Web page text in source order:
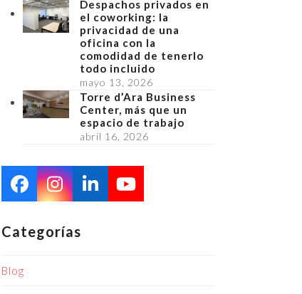
Despachos privados en
el coworking: la
privacidad de una
oficina con la
comodidad de tenerlo
todo incluido
mayo 13, 2026
Torre d’Ara Business
Center, más que un
espacio de trabajo
abril 16, 2026
Facebook
Instagram
LinkedInYouTube
Categorías
Blog